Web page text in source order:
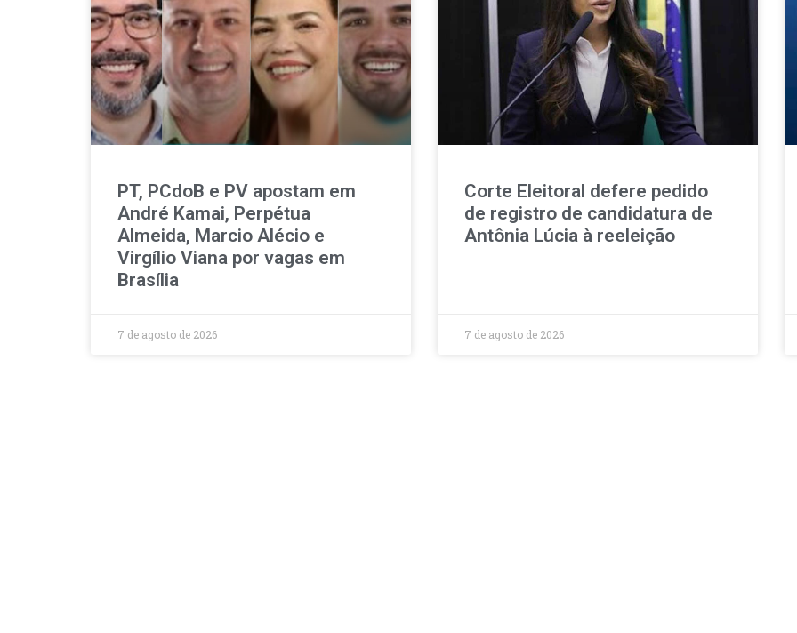
PT, PCdoB e PV apostam em
André Kamai, Perpétua
Almeida, Marcio Alécio e
Virgílio Viana por vagas em
Brasília
7 de agosto de 2026
Corte Eleitoral defere pedido
de registro de candidatura de
Antônia Lúcia à reeleição
7 de agosto de 2026